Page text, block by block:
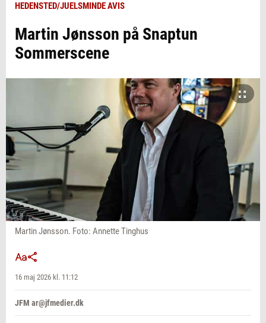
HEDENSTED/JUELSMINDE AVIS
Martin Jønsson på Snaptun
Sommerscene
Martin Jønsson. Foto: Annette Tinghus
16 maj 2026 kl. 11:12
JFM ar@jfmedier.dk